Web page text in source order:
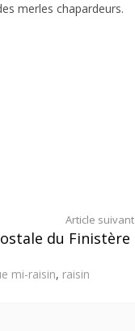
merles chapardeurs.
Article suivant
du Finistère
mi-raisin, raisin